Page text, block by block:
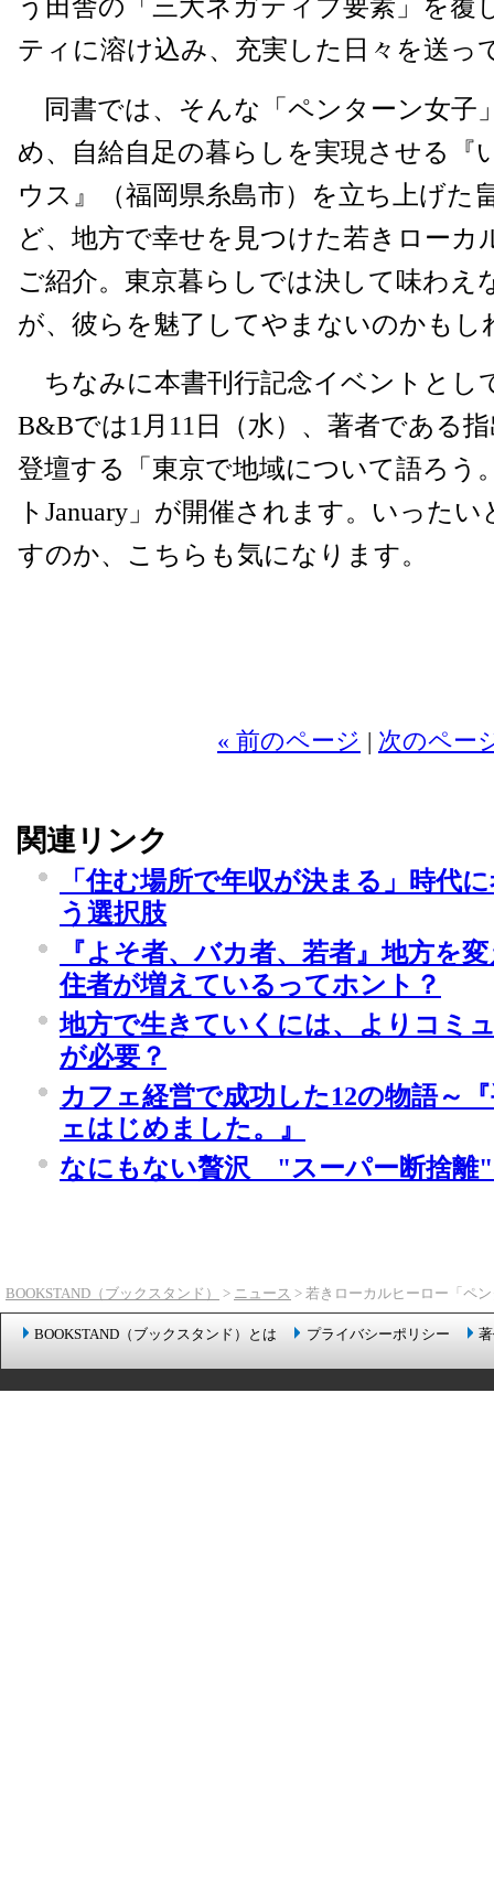
う田舎の「三大ネガティブ要素」を覆
ティに溶け込み、充実した日々を送っ
同書では、そんな「ペンターン女子
め、自給自足の暮らしを実現させる『
ウス』（福岡県糸島市）を立ち上げた
ど、地方で幸せを見つけた若きローカ
ご紹介。東京暮らしでは決して味わえ
が、彼らを魅了してやまないのかもし
ちなみに本書刊行記念イベントとし
B&Bでは1月11日（水）、著者である
登壇する「東京で地域について語ろう
トJanuary」が開催されます。いった
すのか、こちらも気になります。
« 前のページ | 次のペー
関連リンク
「住む場所で年収が決まる」時代
う選択肢
『よそ者、バカ者、若者』地方を
住者が増えているってホント？
地方で生きていくには、よりコミ
が必要？
カフェ経営で成功した12の物語～
ェはじめました。』
なにもない贅沢 "スーパー断捨離
BOOKSTAND（ブックスタンド） > ニュース > 若きローカルヒーロー「ペ
BOOKSTAND（ブックスタンド）とは プライバシーポリシー